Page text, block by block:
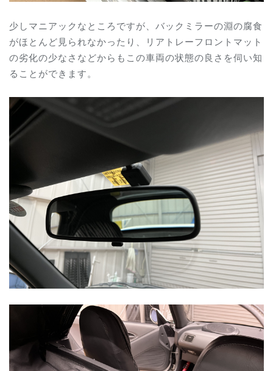
少しマニアックなところですが、バックミラーの淵の腐食
がほとんど見られなかったり、リアトレーフロントマット
の劣化の少なさなどからもこの車両の状態の良さを伺い知
ることができます。